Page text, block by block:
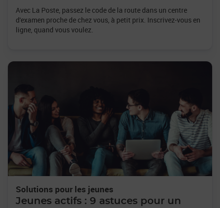
Avec La Poste, passez le code de la route dans un centre
d'examen proche de chez vous, à petit prix. Inscrivez-vous en
ligne, quand vous voulez.
Solutions pour les jeunes
Jeunes actifs : 9 astuces pour un